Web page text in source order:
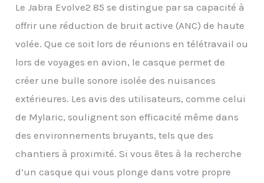
Le Jabra Evolve2 85 se distingue par sa capacité à
offrir une réduction de bruit active (ANC) de haute
volée. Que ce soit lors de réunions en télétravail ou
lors de voyages en avion, le casque permet de
créer une bulle sonore isolée des nuisances
extérieures. Les avis des utilisateurs, comme celui
de Mylaric, soulignent son efficacité même dans
des environnements bruyants, tels que des
chantiers à proximité. Si vous êtes à la recherche
d’un casque qui vous plonge dans votre propre